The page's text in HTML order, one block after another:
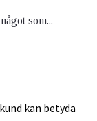
som...